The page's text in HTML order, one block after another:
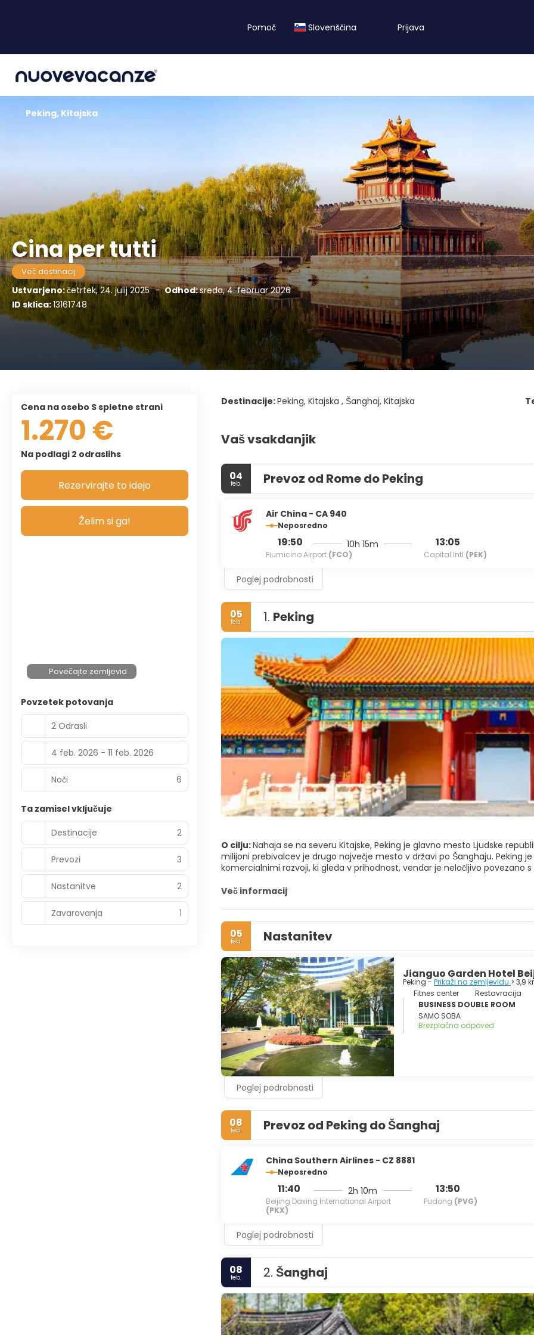
Pomoč Slovenščina Prijava
Cina per tutti
Več destinacij
Ustvarjeno:četrtek, 24. julij 2025 - Odhod:sreda, 4. februar 2026
ID sklica:13161748
Peking, Kitajska
Destinacije:Peking, Kitajska , Šanghaj, Kitajska
Vaš vsakdanjik
04
feb. Prevoz od Rome do Peking
Air China - CA 940
Neposredno
19:50
Fiumicino Airport (FCO)
10h 15m 13:05
Capital Intl (PEK)
Poglej podrobnosti
05
feb. 1. Peking
O cilju:Nahaja se na severu Kitajske, Peking je glavno mesto Ljudske
milijoni prebivalcev je drugo največje mesto v državi po Šanghaju. Peking
komercialnimi razvoji, ki gleda v prihodnost, vendar je neločljivo povezano
pomembne vladne in kulturne institucije so mesto dolgo časa naredile za
ene izmed mest, ki jih je treba videti. Prepovedana palača je bila
Palačni muzej in je eno od čudes stare Kitajske. Druge glavne
soseske z ozkimi ulicami, kjer lahko najdete tradicionalno pekinško
obisk nekaterih glavnih znamenitosti Kitajske, kot so Kitajski zid in Grobnice
Nekatera svetovno znana kulturna in dediščinska mesta, cvetoče nočno
olimpijskih iger leta 2008, odlična hrana, kot je pekinška raca, in dobre
fascinantno mesto, ki ponuja veliko za obiskovalce.
Več informacij
05
feb. Nastanitev
Jianguo Garden Hotel
Peking - Prikaži na zemljevidu > 3,9
Fitnes center
Restavracija
BUSINESS DOUBLE ROOM
SAMO SOBA
Brezplačna odpoved
Poglej podrobnosti
08
feb. Prevoz od Peking do Šanghaj
China Southern Airlines - CZ 8881
Neposredno
11:40
Beijing Daxing International Airport
(PKX)
2h 10m 13:50
Pudong (PVG)
Poglej podrobnosti
08
feb. 2. Šanghaj
cena na osebo S spletne strani
1.270 €
Na podlagi 2 odraslihs
Rezervirajte to idejo
Želim si ga!
Povečajte zemljevid
Povzetek potovanja
2 Odrasli
4 feb. 2026 - 11 feb. 2026
Noči 6
Ta zamisel vključuje
Destinacije
2
Prevozi 3
Nastanitve 2
Zavarovanja 1